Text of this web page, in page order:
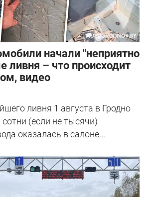
начали "неприятно
ливня – что происходит
видео
ливня 1 августа в Гродно
(если не тысячи)
оказалась в салоне...